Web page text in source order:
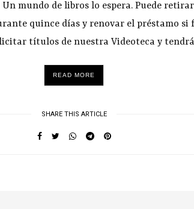
Un mundo de libros lo espera. Puede
quince días y renovar el préstamo si
títulos de nuestra Videoteca y
READ MORE
SHARE THIS ARTICLE